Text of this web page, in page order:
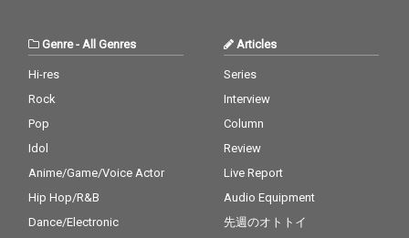
Genre- All Genres
Hi-res
Rock
Pop
Idol
Anime/Game/Voice Actor
Hip Hop/R&B
Dance/Electronic
Articles
Series
Interview
Column
Review
Live Report
Audio Equipment
先週のオトトイ